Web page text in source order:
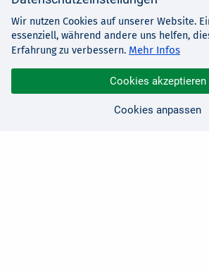
Wir nutzen Cookies auf unserer Website.
essenziell, während andere uns helfen,
Erfahrung zu verbessern. Mehr Infos
Cookies akzeptieren
Cookies anpassen